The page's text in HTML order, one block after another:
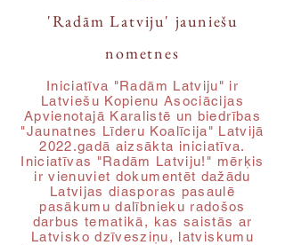
'Radām Latviju' jauniešu
nometnes
Iniciatīva "Radām Latviju" ir
Latviešu Kopienu Asociācijas
Apvienotajā Karalistē un biedrības
"Jaunatnes Līderu Koalīcija" Latvijā
2022.gadā aizsākta iniciatīva.
Iniciatīvas "Radām Latviju!" mērķis
ir vienuviet dokumentēt dažādu
Latvijas diasporas pasaulē
pasākumu dalībnieku radošos
darbus tematikā, kas saistās ar
Latvisko dzīvesziņu, latviskumu